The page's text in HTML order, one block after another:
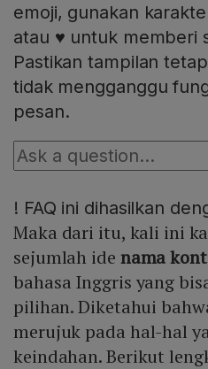
emoji, gunakan
atau ♥ untuk memberi
Pastikan tampilan
tidak mengganggu
pesan.
! FAQ ini dihasilkan
Maka dari itu, kali ini
sejumlah ide nama
bahasa Inggris yang
pilihan. Diketahui
merujuk pada hal-hal
keindahan. Berikut